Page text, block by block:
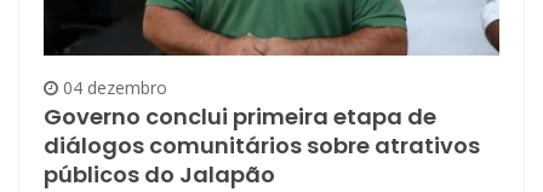
04 dezembro
Governo conclui primeira etapa de
diálogos comunitários sobre atrativos
públicos do Jalapão